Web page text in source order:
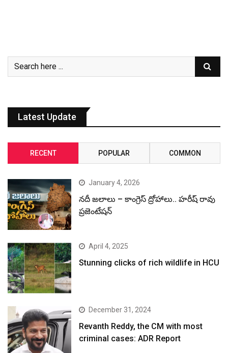
Latest Update
RECENT POPULAR COMMON
January 4, 2026
నదీ జలాలు – కాంగ్రెస్ ద్రోహాలు.. హరీష్ రావు
ప్రజెంటేషన్
April 4, 2025
Stunning clicks of rich wildlife in HCU
December 31, 2024
Revanth Reddy, the CM with most
criminal cases: ADR Report